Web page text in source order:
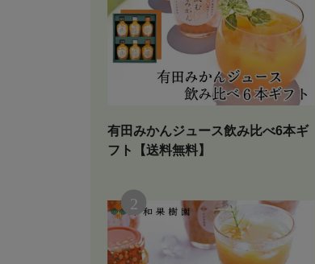
有田みかんジュース飲み比べ6本ギ
フト【送料無料】